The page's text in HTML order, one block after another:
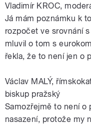
Vladimír KROC,
Já mám poznámku k
rozpočet ve srovnání
mluvil o tom s
řekla, že to není jen o
Václav MALÝ,
biskup pražský
Samozřejmě to není o
nasazení, protože my